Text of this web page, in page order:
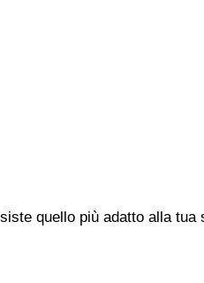
quello più adatto alla tua